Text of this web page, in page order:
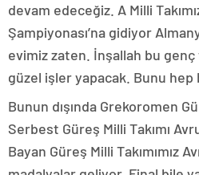
devam edeceğiz. A Milli
Şampiyonası’na gidiyor
evimiz zaten. İnşallah bu genç
güzel işler yapacak. Bunu hep
Bunun dışında Grekoromen
Serbest Güreş Milli Takımı
Bayan Güreş Milli Takımımız